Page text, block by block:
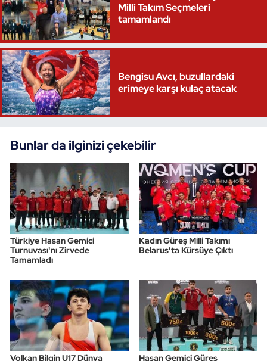
Milli Takım Seçmeleri
tamamlandı
Bengisu Avcı, buzullardaki
erimeye karşı kulaç atacak
Bunlar da ilginizi çekebilir
Türkiye Hasan Gemici
Turnuvası'nı Zirvede
Tamamladı
Kadın Güreş Milli Takımı
Belarus'ta Kürsüye Çıktı
Volkan Bilgin U17 Dünya
Hasan Gemici Güreş
Triatlon
Voleybol
Vücut Geliştirme Fitness
Wushu Kungfu
Yelken
Yüzme